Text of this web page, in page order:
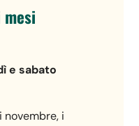
e sabato
i